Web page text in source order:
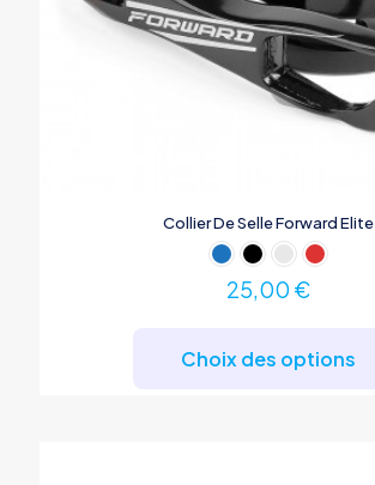
Collier De Selle Forward Elite
25,00 €
Choix des options